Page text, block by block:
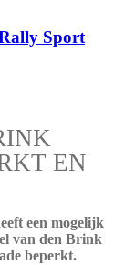
Sport
EN
een mogelijk
van den Brink
beperkt.